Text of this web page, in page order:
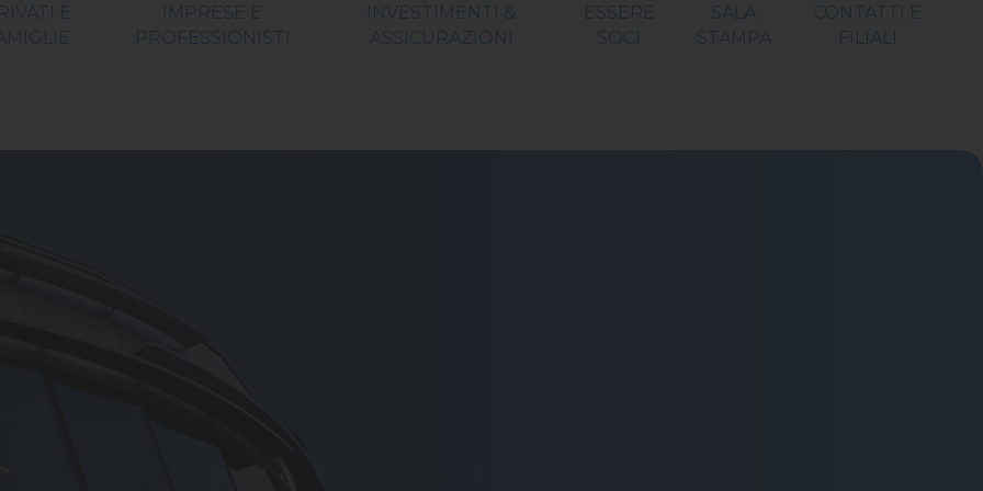
E
IMPRESE E
PROFESSIONISTI
INVESTIMENTI &
ASSICURAZIONI
ESSERE
SOCI
SALA
STAMPA
CONTATTI E
FILIALI